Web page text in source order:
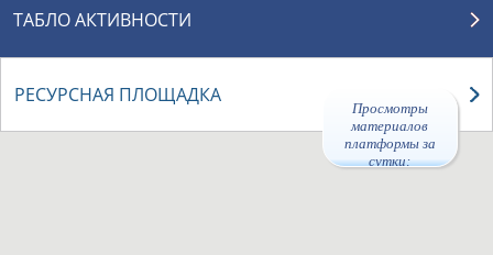
Просмотры
материалов
платформы за
сутки:
ТАБЛО АКТИВНОСТИ
РЕСУРСНАЯ ПЛОЩАДКА